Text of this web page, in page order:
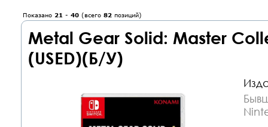
Показано 21 - 40 (всего 82 позиций)
Metal Gear Solid: Master
(USED)(Б/У)